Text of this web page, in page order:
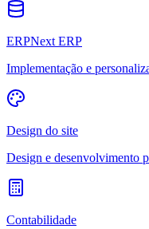
ERPNext ERP
Implementação e
Design do site
Design e desenvolvimento
Contabilidade